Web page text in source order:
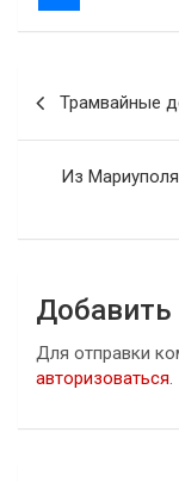
записям
Трамвайные
Из
Для отправки
авторизоваться.